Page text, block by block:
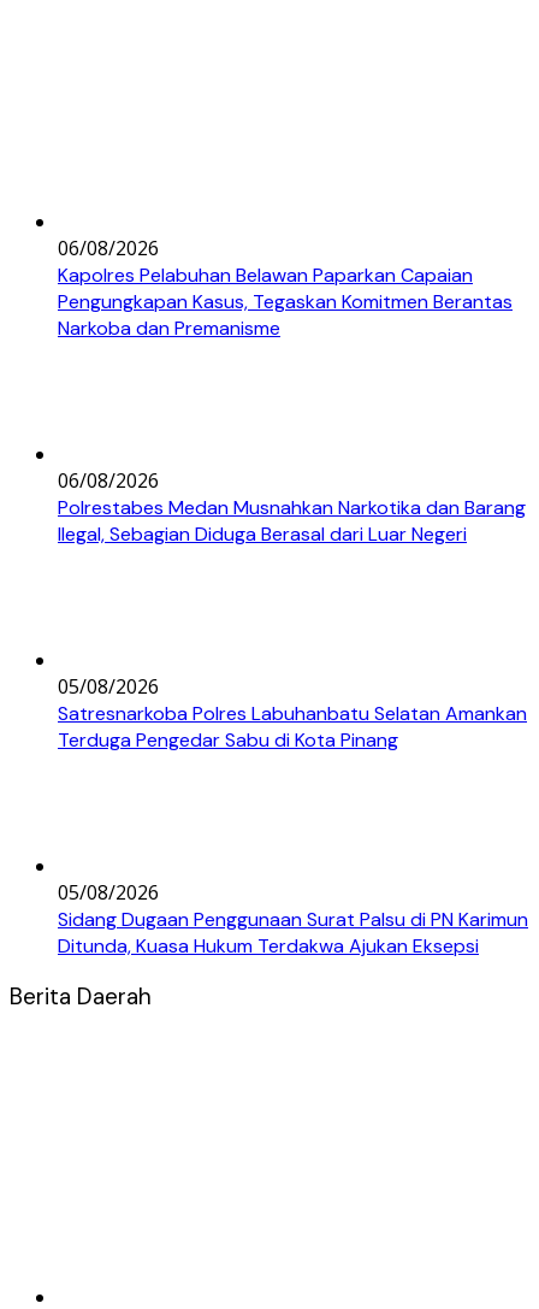
06/08/2026
Kapolres Pelabuhan Belawan Paparkan Capaian
Pengungkapan Kasus, Tegaskan Komitmen Berantas
Narkoba dan Premanisme
06/08/2026
Polrestabes Medan Musnahkan Narkotika dan Barang
Ilegal, Sebagian Diduga Berasal dari Luar Negeri
05/08/2026
Satresnarkoba Polres Labuhanbatu Selatan Amankan
Terduga Pengedar Sabu di Kota Pinang
05/08/2026
Sidang Dugaan Penggunaan Surat Palsu di PN Karimun
Ditunda, Kuasa Hukum Terdakwa Ajukan Eksepsi
Berita Daerah